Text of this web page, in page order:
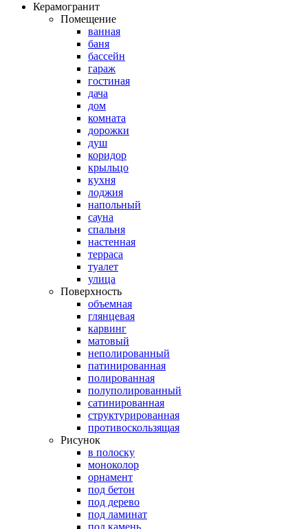
Керамогранит
Помещение
ванная
баня
бассейн
гараж
гостиная
дача
дом
комната
дорожки
душ
коридор
крыльцо
кухня
лоджия
напольный
сауна
спальня
настенная
терраса
туалет
улица
Поверхность
объемная
глянцевая
карвинг
матовый
неполированный
патинированная
полированная
полуполированный
сатинированная
структурированная
противоскользящая
Рисунок
в полоску
моноколор
орнамент
под бетон
под дерево
под ламинат
под камень